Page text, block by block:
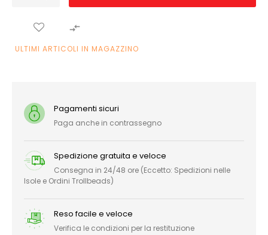

ULTIMI ARTICOLI IN MAGAZZINO
Pagamenti sicuri
Paga anche in contrassegno
Spedizione gratuita e veloce
Consegna in 24/48 ore (Eccetto: Spedizioni nelle
Isole e Ordini Trollbeads)
Reso facile e veloce
Verifica le condizioni per la restituzione